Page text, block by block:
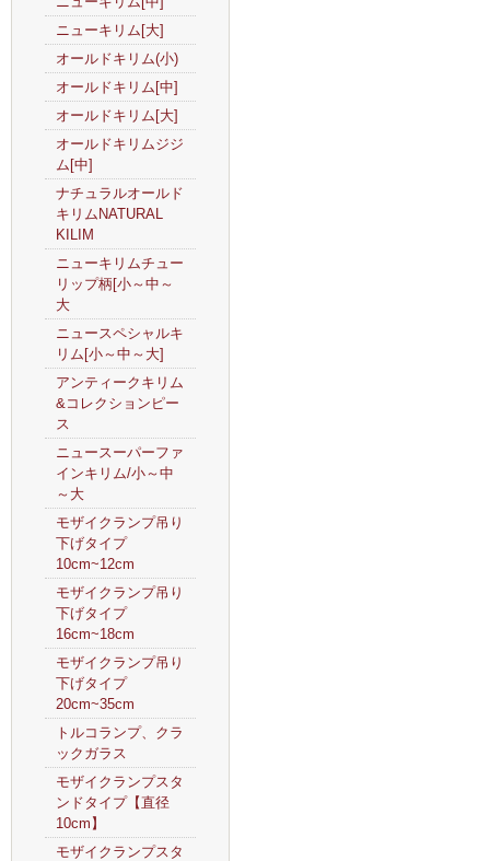
ニューキリム[大]
オールドキリム(小)
オールドキリム[中]
オールドキリム[大]
オールドキリムジジ
ム[中]
ナチュラルオールド
キリムNATURAL
KILIM
ニューキリムチュー
リップ柄[小～中～
大
ニュースペシャルキ
リム[小～中～大]
アンティークキリム
&コレクションピー
ス
ニュースーパーファ
インキリム/小～中
～大
モザイクランプ吊り
下げタイプ
10cm~12cm
モザイクランプ吊り
下げタイプ
16cm~18cm
モザイクランプ吊り
下げタイプ
20cm~35cm
トルコランプ、クラ
ックガラス
モザイクランプスタ
ンドタイプ【直径
10cm】
モザイクランプスタ